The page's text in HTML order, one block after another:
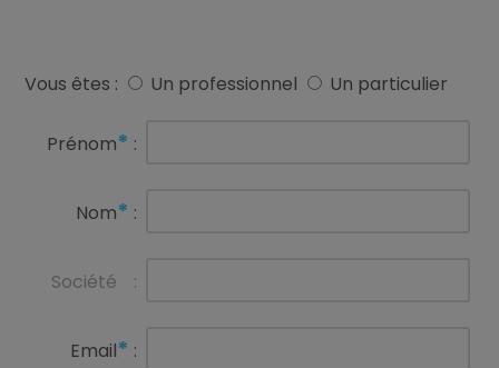
Vous êtes : Un professionnel Un particulier
Prénom* :
Nom* :
Société :
Email* :